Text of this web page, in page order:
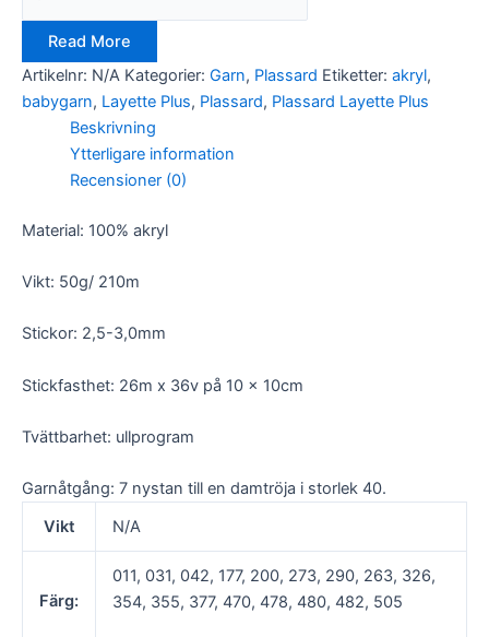
Read More
Artikelnr: N/A Kategorier: Garn, Plassard Etiketter: akryl,
babygarn, Layette Plus, Plassard, Plassard Layette Plus
Beskrivning
Ytterligare information
Recensioner (0)
Material: 100% akryl
Vikt: 50g/ 210m
Stickor: 2,5-3,0mm
Stickfasthet: 26m x 36v på 10 x 10cm
Tvättbarhet: ullprogram
Garnåtgång: 7 nystan till en damtröja i storlek 40.
Vikt
N/A
Färg:
011, 031, 042, 177, 200, 273, 290, 263, 326,
354, 355, 377, 470, 478, 480, 482, 505